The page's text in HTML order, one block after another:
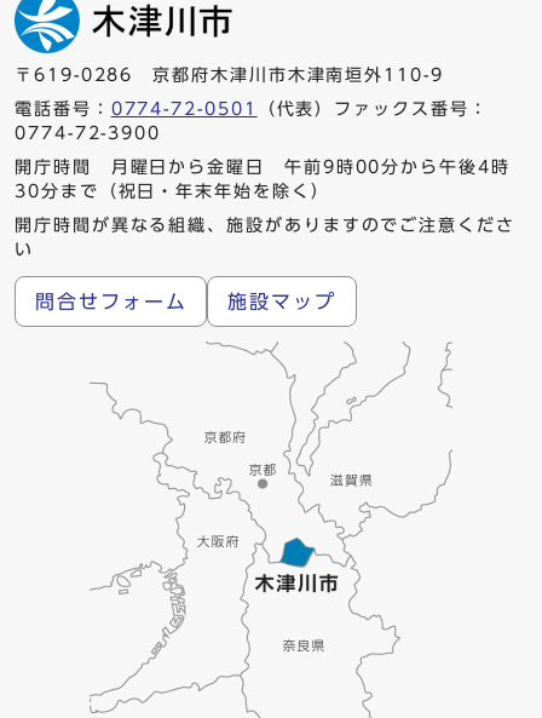
〒619-0286 京都府木津川市木津南垣外110-9
電話番号： 0774-72-0501
（代表）ファックス番号：
0774-72-3900
開庁時間 月曜日から金曜日 午前9時00分から午後4時
30分まで（祝日・年末年始を除く）
開庁時間が異なる組織、施設がありますのでご注意くださ
い
問合せフォーム 施設マップ